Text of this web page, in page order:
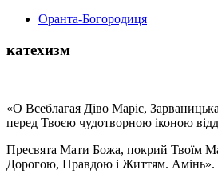
Оранта-Богородиця
катехизм
«О Всеблагая Діво Маріє,
перед Твоєю чудотворною іконою
Пресвята Мати Божа, покрий Твоїм
Дорогою, Правдою і Життям. Амінь».